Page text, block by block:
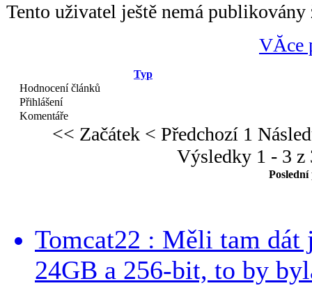
Tento uživatel ještě nemá publikovány
VĂ­ce
Typ
Hodnocení článků
Přihlášení
Komentáře
<< Začátek < Předchozí 1
Výsledky 1 - 3 z
Tomcat22 : Měli tam dát
24GB a 256-bit, to by